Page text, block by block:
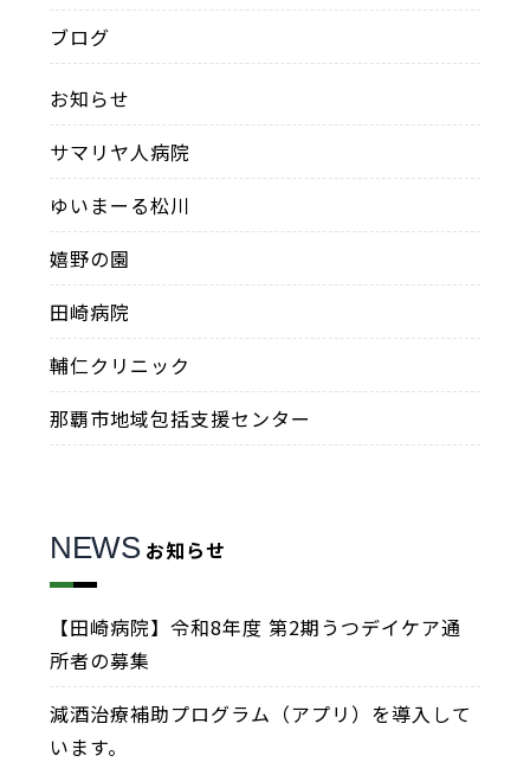
ブログ
お知らせ
サマリヤ人病院
ゆいまーる松川
嬉野の園
田崎病院
輔仁クリニック
那覇市地域包括支援センター
NEWS お知らせ
【田崎病院】令和8年度 第2期うつデイケア通
所者の募集
減酒治療補助プログラム（アプリ）を導入して
います。